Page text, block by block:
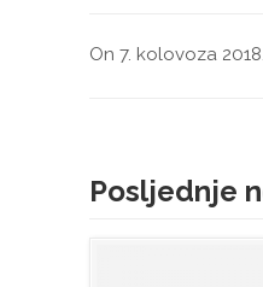
On 7. kolovoza 2018.
Posljednje